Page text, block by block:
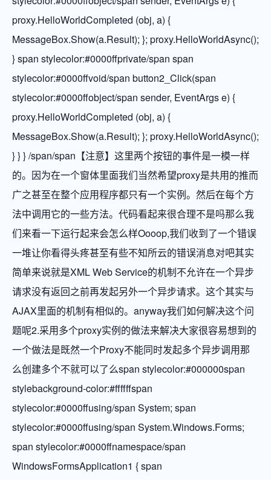
proxy.HelloWorldCompleted (obj, a) {
MessageBox.Show(a.Result); }; proxy.HelloWorldAsync();
} span stylecolor:#0000ffprivate/span span
stylecolor:#0000ffvoid/span button2_Click(span
stylecolor:#0000ffobject/span sender, EventArgs e) {
proxy.HelloWorldCompleted (obj, a) {
MessageBox.Show(a.Result); }; proxy.HelloWorldAsync();
} } } /span/span【注意】这里两个按钮的事件是一模一样
的。因为在一个窗体里面我们当然希望proxy是共用的推而
广之甚至在整个应用程序都只有一个实例。然后在每个方
法中调用它的一些方法。代码看起来很合理不是吗那么我
们来看一下运行起来会怎么样Oooop,我们收到了一个错误
一堆让你看得头疼甚至有些不知所云的错误消息对吧其实
简单来说就是XML Web Service的机制不允许在一个异步
请求没有返回之前再发起另外一个异步请求。这个其实与
AJAX里面的机制有相似的。anyway我们如何解决这个问
题呢2.采用多个proxy实例的做法来解决大家很容易想到的
一个做法是既然一个Proxy不能同时发起多个异步调用那
么创建多个不就可以了么span stylecolor:#000000span
stylebackground-color:#ffffffspan
stylecolor:#0000ffusing/span System; span
stylecolor:#0000ffusing/span System.Windows.Forms;
span stylecolor:#0000ffnamespace/span
WindowsFormsApplication1 { span